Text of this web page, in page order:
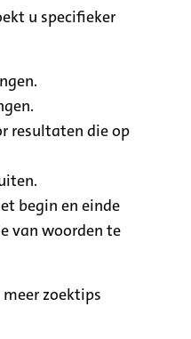
u specifieker
resultaten die op
begin en einde
van woorden te
zoektips